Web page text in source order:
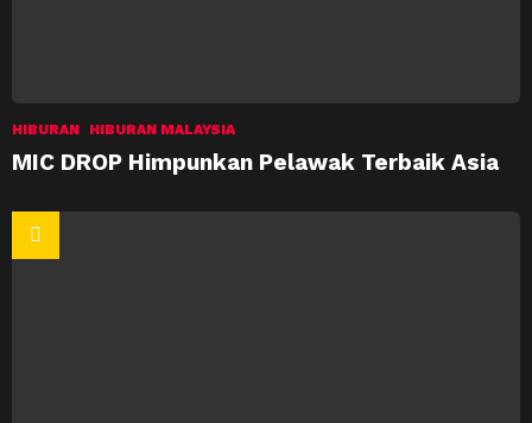
HIBURAN HIBURAN MALAYSIA
MIC DROP Himpunkan Pelawak Terbaik Asia